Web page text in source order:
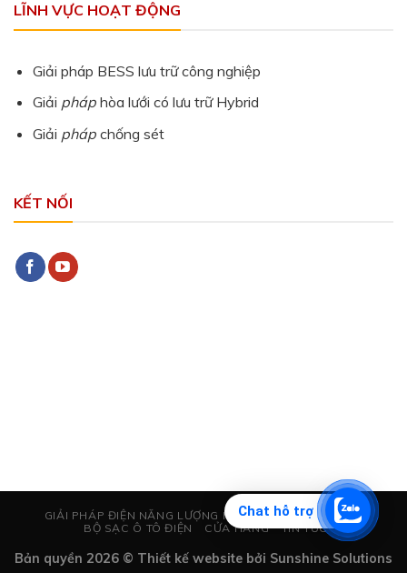
Chat hỗ trợ
LĨNH VỰC HOẠT ĐỘNG
Giải pháp BESS lưu trữ công nghiệp
Giải pháp hòa lưới có lưu trữ Hybrid
Giải pháp chống sét
KẾT NỐI
GIẢI PHÁP ĐIỆN NĂNG LƯỢNG MẶT TRỜI
CHỐNG SÉT
BỘ SẠC Ô TÔ ĐIỆN
CỬA HÀNG TIN TỨC
Bản quyền 2026 © Thiết kế website bởi Sunshine Solutions